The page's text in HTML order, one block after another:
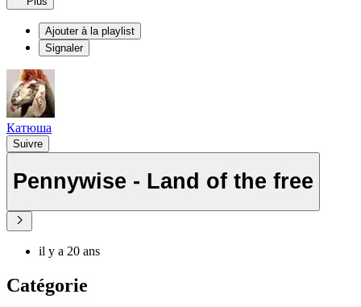
Ajouter à la playlist
Signaler
Катюша
Suivre
Pennywise - Land of the free
il y a 20 ans
Catégorie